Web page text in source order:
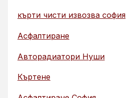
кърти чисти извозва софия
Асфалтиране
Авторадиатори Нуши
Къртене